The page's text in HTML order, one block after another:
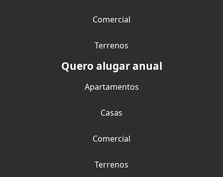
Comercial
Terrenos
Quero alugar anual
Apartamentos
Casas
Comercial
Terrenos